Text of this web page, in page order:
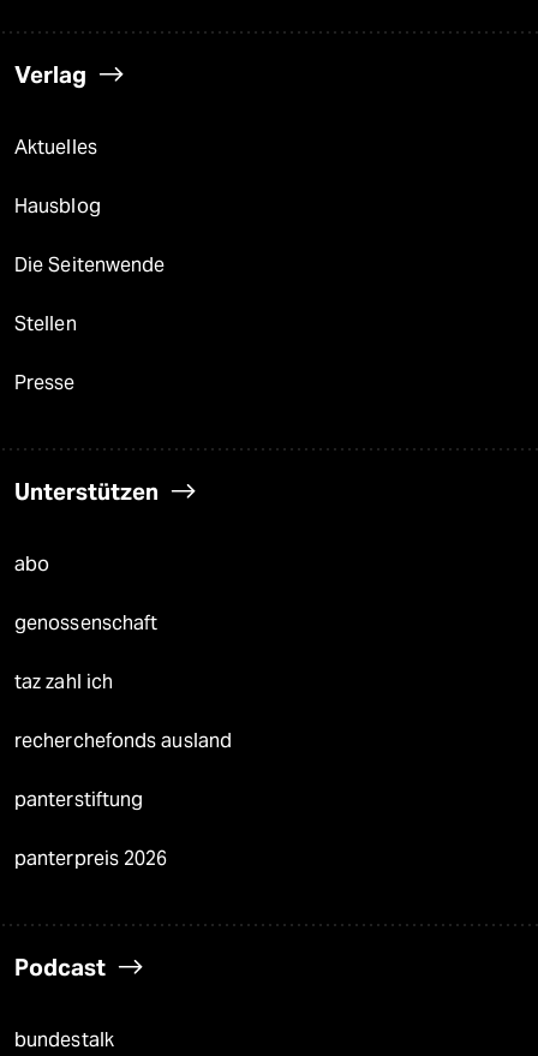
Verlag
Aktuelles
Hausblog
Die Seitenwende
Stellen
Presse
Unterstützen
abo
genossenschaft
taz zahl ich
recherchefonds ausland
panterstiftung
panterpreis 2026
Podcast
bundestalk